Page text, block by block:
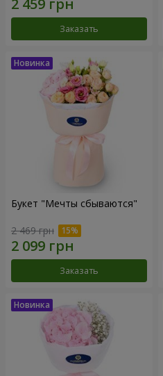
Заказать
Букет "Мечты сбываются"
2 469 грн
Заказать